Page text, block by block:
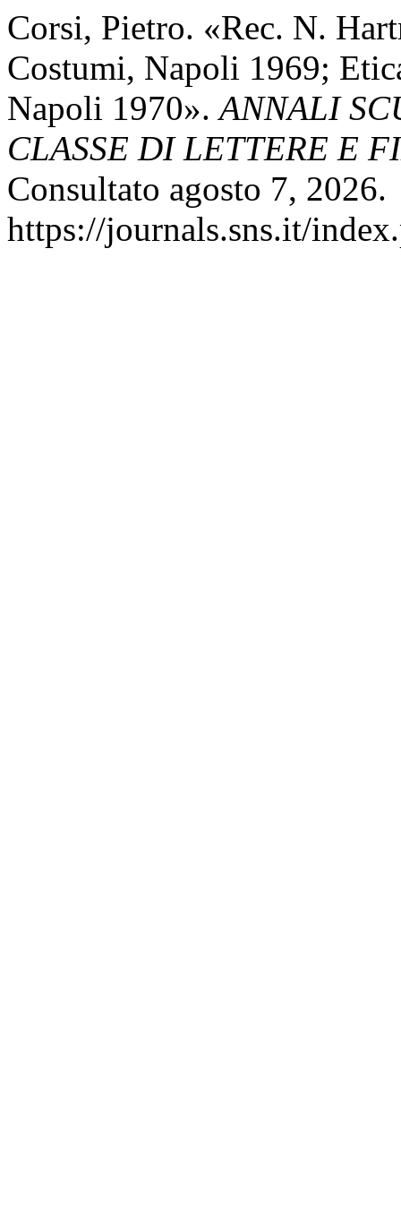
Corsi, Pietro. «Rec. N.
Costumi, Napoli 1969;
Napoli 1970».ANNALI
CLASSE DI LETTERE E
Consultato agosto 7, 2026.
https://journals.sns.it/